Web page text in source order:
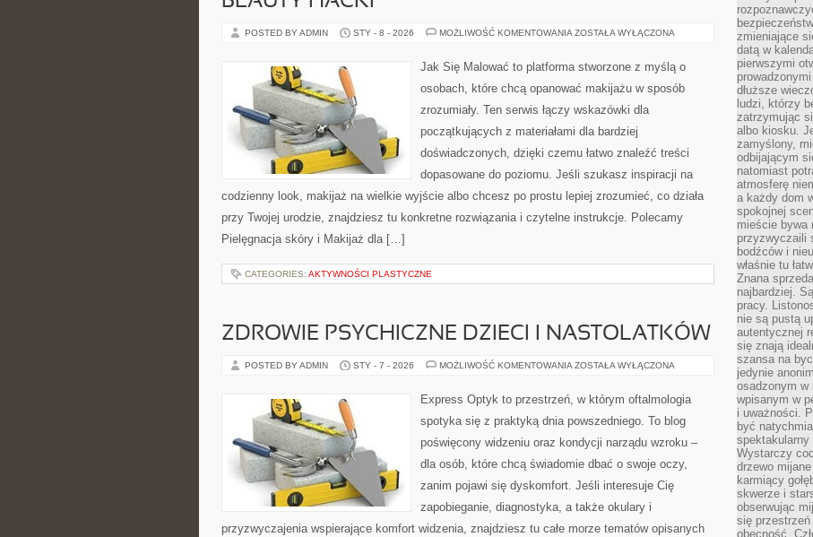
POSTED BY ADMIN STY - 8 - 2026 MOŻLIWOŚĆ KOMENTOWANIA BEAUTY
ZOSTAŁA WYŁĄCZONA
Jak Się Malować to platforma stworzone z myślą o
osobach, które chcą opanować makijażu w sposób
zrozumiały. Ten serwis łączy wskazówki dla
początkujących z materiałami dla bardziej
doświadczonych, dzięki czemu łatwo znaleźć treści
dopasowane do poziomu. Jeśli szukasz inspiracji na
codzienny look, makijaż na wielkie wyjście albo chcesz po prostu lepiej zrozumieć, co działa
przy Twojej urodzie, znajdziesz tu konkretne rozwiązania i czytelne instrukcje. Polecamy
Pielęgnacja skóry i Makijaż dla […]
CATEGORIES: AKTYWNOŚCI PLASTYCZNE
ZDROWIE PSYCHICZNE DZIECI I NASTOLATKÓW
POSTED BY ADMIN STY - 7 - 2026 MOŻLIWOŚĆ KOMENTOWANIA ZDROWIE
NASTOLATKÓW
ZOSTAŁA WYŁĄCZONA
Express Optyk to przestrzeń, w którym oftalmologia
spotyka się z praktyką dnia powszedniego. To blog
poświęcony widzeniu oraz kondycji narządu wzroku –
dla osób, które chcą świadomie dbać o swoje oczy,
zanim pojawi się dyskomfort. Jeśli interesuje Cię
zapobieganie, diagnostyka, a także okulary i
przyzwyczajenia wspierające komfort widzenia, znajdziesz tu całe morze tematów opisanych
zmieniające
datą w
pierwszymi
dłuższe
ludzi, którzy
zatrzymując
albo kiosku.
zamyślony,
odbijającym
natomiast
atmosferę
a każdy dom
spokojnej
mieście bywa
przyzwyczaili
bodźców i
właśnie tu
Znana
najbardziej.
pracy.
nie są pustą
autentycznej
się znają
szansa na
jedynie
osadzonym w
wpisanym w
i uważności.
być
spektakularny
Wystarczy
drzewo
karmiący
skwerze i
obserwując
się przestrzeń
obecność.